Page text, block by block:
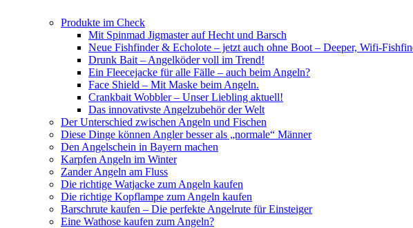
Produkte im Check
Mit Spinmad Jigmaster auf Hecht und Barsch
Neue Fishfinder & Echolote – jetzt auch ohne Boot – Deeper, Wifi-
Drunk Bait – Angelköder voll im Trend!
Ein Fleecejacke für alle Fälle – auch beim Angeln?
Face Shield – Mit Maske beim Angeln.
Crankbait Wobbler – Unser Liebling aktuell!
Das innovativste Angelzubehör der Welt
Der Unterschied zwischen Angeln und Fischen
Diese Dinge können Angler besser als „normale“ Männer
Den Angelschein in Bayern machen
Karpfen Angeln im Winter
Zander Angeln am Fluss
Die richtige Watjacke zum Angeln kaufen
Die richtige Kopflampe zum Angeln kaufen
Barschrute kaufen – Die perfekte Angelrute für Einsteiger
Eine Wathose kaufen zum Angeln?